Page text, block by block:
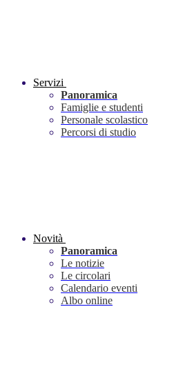
Servizi
Panoramica
Famiglie e studenti
Personale scolastico
Percorsi di studio
Novità
Panoramica
Le notizie
Le circolari
Calendario eventi
Albo online